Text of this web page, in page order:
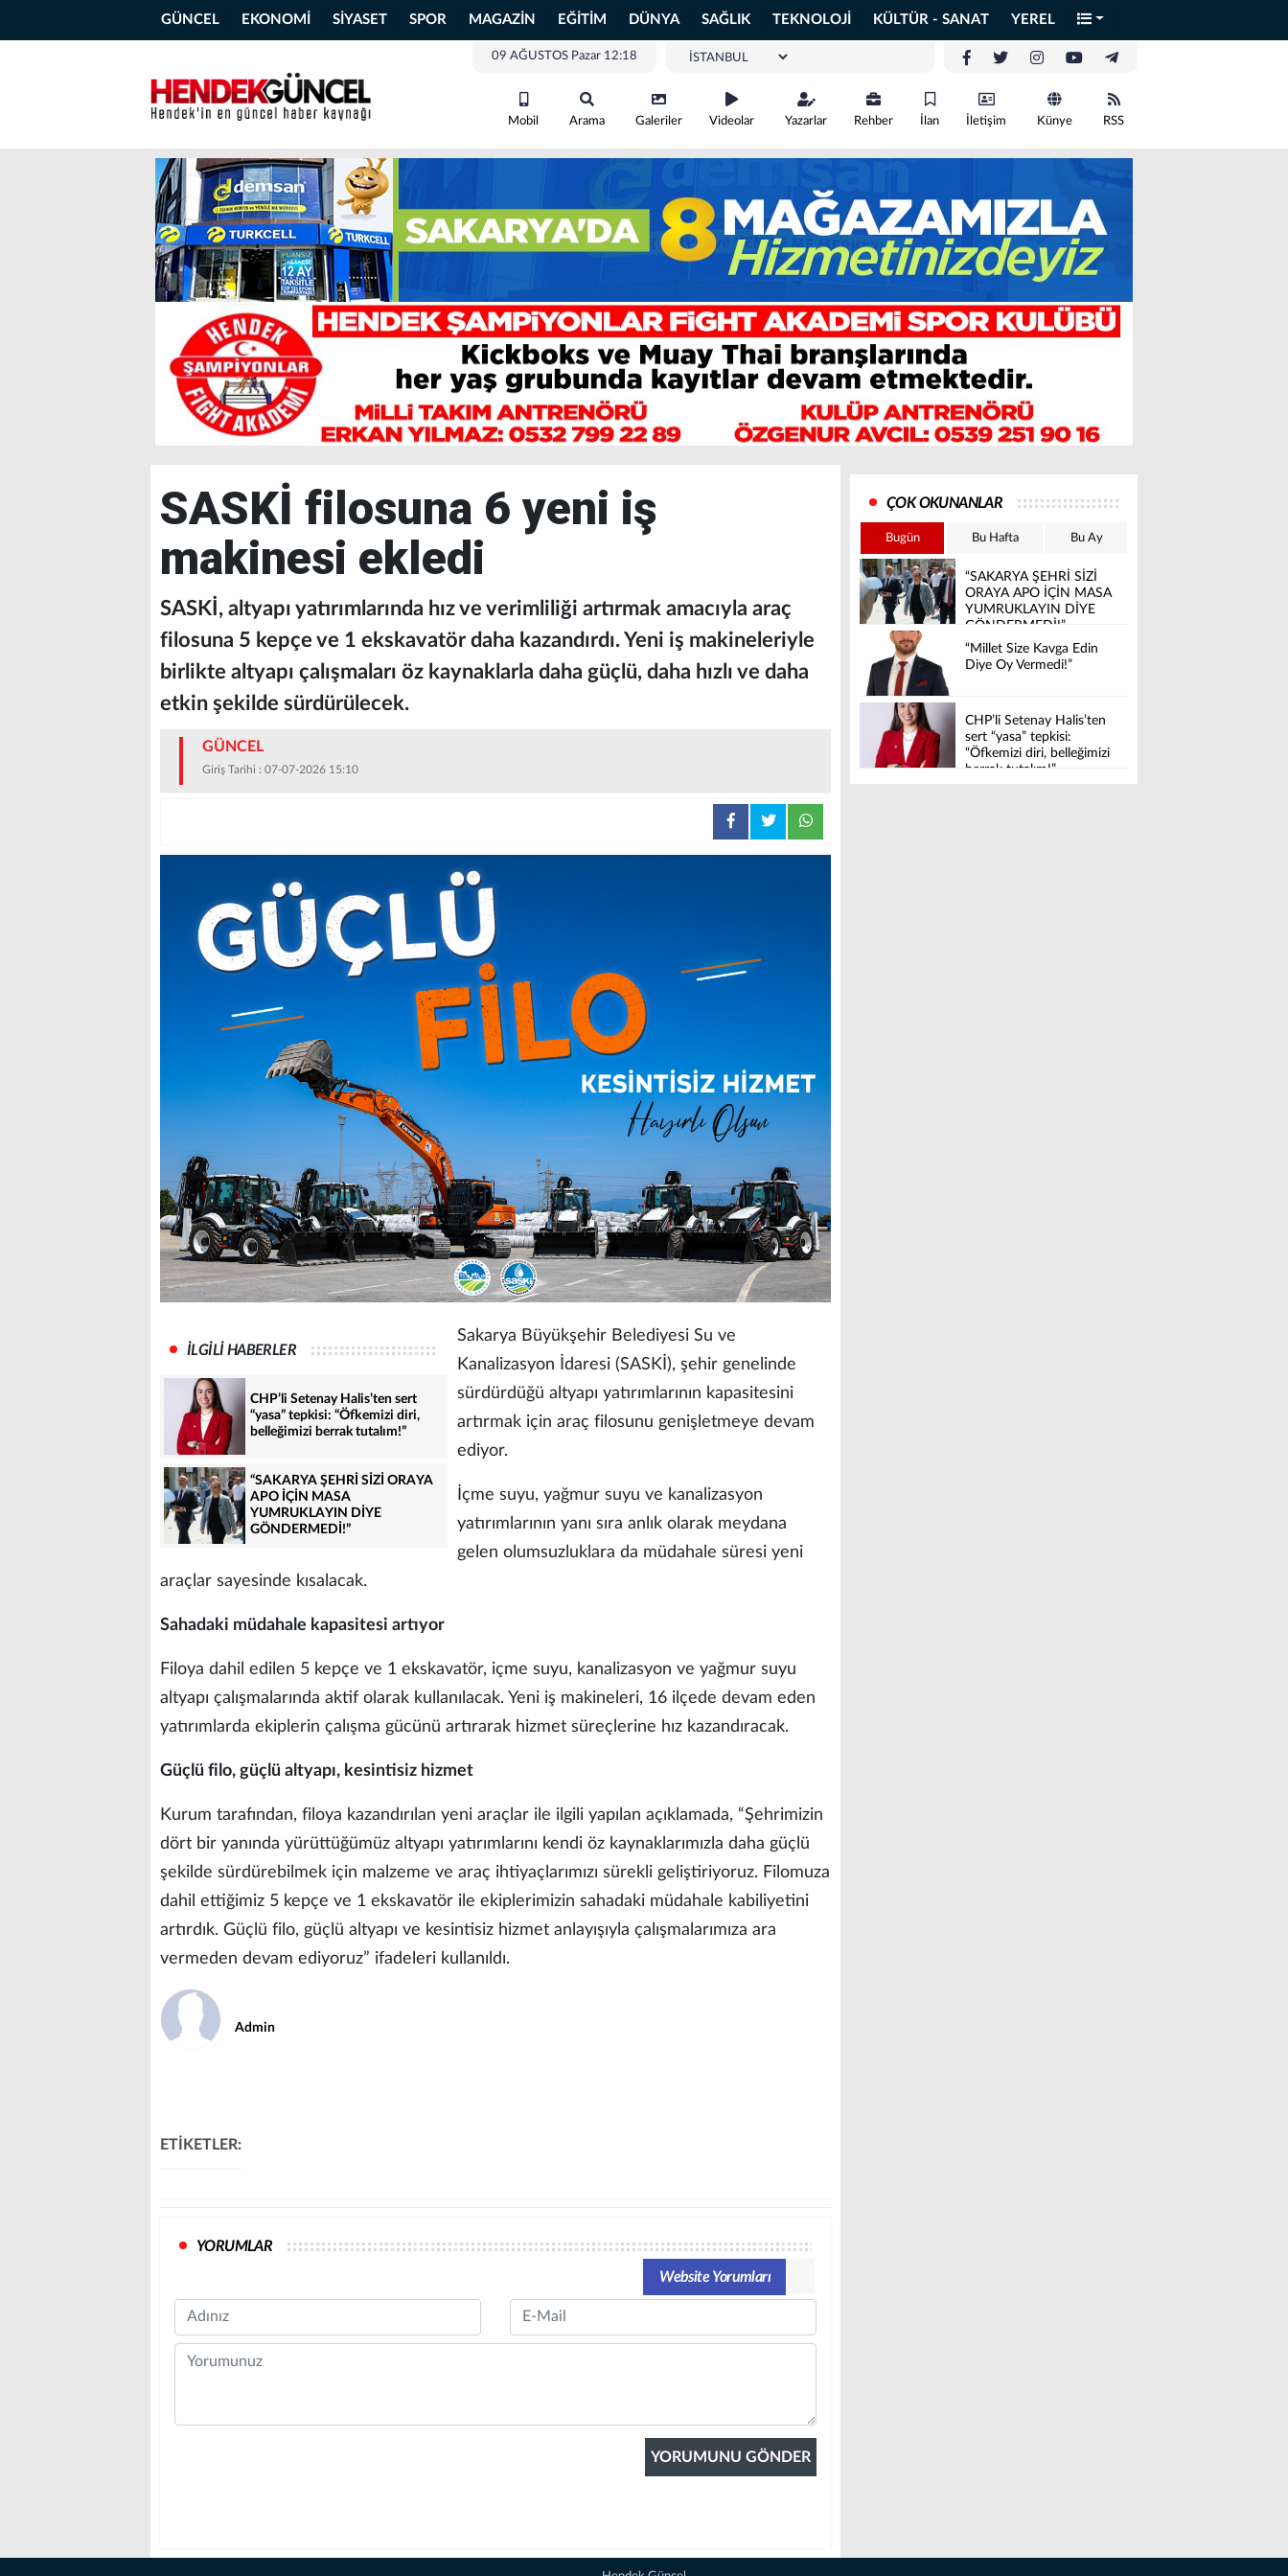
GÜNCEL EKONOMİ SİYASET SPOR MAGAZİN EĞİTİM DÜNYA SAĞLIK TEKNOLOJİ KÜLTÜR - SANAT YEREL
09 AĞUSTOS Pazar 12:18
Mobil Arama Galeriler Videolar Yazarlar Rehber İlan İletişim Künye RSS
SASKİ filosuna 6 yeni iş
makinesi ekledi
SASKİ, altyapı yatırımlarında hız ve verimliliği artırmak amacıyla araç
filosuna 5 kepçe ve 1 ekskavatör daha kazandırdı. Yeni iş makineleriyle
birlikte altyapı çalışmaları öz kaynaklarla daha güçlü, daha hızlı ve daha
etkin şekilde sürdürülecek.
GÜNCEL
Giriş Tarihi : 07-07-2026 15:10
İLGİLİ HABERLER
CHP’li Setenay Halis’ten sert
“yasa” tepkisi: “Öfkemizi diri,
belleğimizi berrak tutalım!”
“SAKARYA ŞEHRİ SİZİ ORAYA
APO İÇİN MASA
YUMRUKLAYIN DİYE
GÖNDERMEDİ!”
Sakarya Büyükşehir Belediyesi Su ve
Kanalizasyon İdaresi (SASKİ), şehir genelinde
sürdürdüğü altyapı yatırımlarının kapasitesini
artırmak için araç filosunu genişletmeye devam
ediyor.
İçme suyu, yağmur suyu ve kanalizasyon
yatırımlarının yanı sıra anlık olarak meydana
gelen olumsuzluklara da müdahale süresi yeni
araçlar sayesinde kısalacak.
Sahadaki müdahale kapasitesi artıyor
Filoya dahil edilen 5 kepçe ve 1 ekskavatör, içme suyu, kanalizasyon ve yağmur suyu
altyapı çalışmalarında aktif olarak kullanılacak. Yeni iş makineleri, 16 ilçede devam eden
yatırımlarda ekiplerin çalışma gücünü artırarak hizmet süreçlerine hız kazandıracak.
Güçlü filo, güçlü altyapı, kesintisiz hizmet
Kurum tarafından, filoya kazandırılan yeni araçlar ile ilgili yapılan açıklamada, “Şehrimizin
dört bir yanında yürüttüğümüz altyapı yatırımlarını kendi öz kaynaklarımızla daha güçlü
şekilde sürdürebilmek için malzeme ve araç ihtiyaçlarımızı sürekli geliştiriyoruz. Filomuza
dahil ettiğimiz 5 kepçe ve 1 ekskavatör ile ekiplerimizin sahadaki müdahale kabiliyetini
artırdık. Güçlü filo, güçlü altyapı ve kesintisiz hizmet anlayışıyla çalışmalarımıza ara
vermeden devam ediyoruz” ifadeleri kullanıldı.
Admin
ETİKETLER:
YORUMLAR
Website Yorumları
Name Email
Comment
ÇOK OKUNANLAR
Bugün Bu Hafta Bu Ay
“SAKARYA ŞEHRİ SİZİ
ORAYA APO İÇİN MASA
YUMRUKLAYIN DİYE
GÖNDERMEDİ!”
“Millet Size Kavga Edin
Diye Oy Vermedi!”
CHP’li Setenay Halis’ten
sert “yasa” tepkisi:
“Öfkemizi diri, belleğimizi
berrak tutalım!”